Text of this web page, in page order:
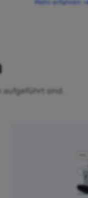
Mehr erfahren
aufgeführt sind.